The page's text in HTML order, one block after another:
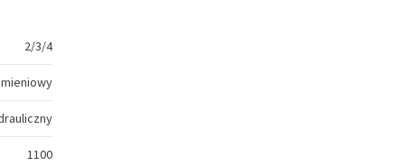
2/3/4
1100